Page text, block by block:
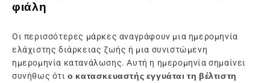
φιάλη
Οι περισσότερες μάρκες αναγράφουν μια ημερομηνία
ελάχιστης διάρκειας ζωής ή μια συνιστώμενη
ημερομηνία κατανάλωσης. Αυτή η ημερομηνία σημαίνει
συνήθως ότιο κατασκευαστής εγγυάται τη βέλτιστη